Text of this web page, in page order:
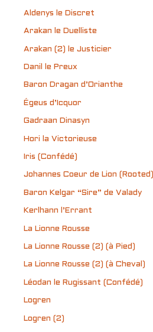
Aldenys le Discret
Arakan le Duelliste
Arakan (2) le Justicier
Danil le Preux
Baron Dragan d’Orianthe
Égeus d’Icquor
Gadraan Dinasyn
Hori la Victorieuse
Iris (Confédé)
Johannes Coeur de Lion (Rooted)
Baron Kelgar “Sire” de Valady
Kerlhann l’Errant
La Lionne Rousse
La Lionne Rousse (2) (à Pied)
La Lionne Rousse (2) (à Cheval)
Léodan le Rugissant (Confédé)
Logren
Logren (2)